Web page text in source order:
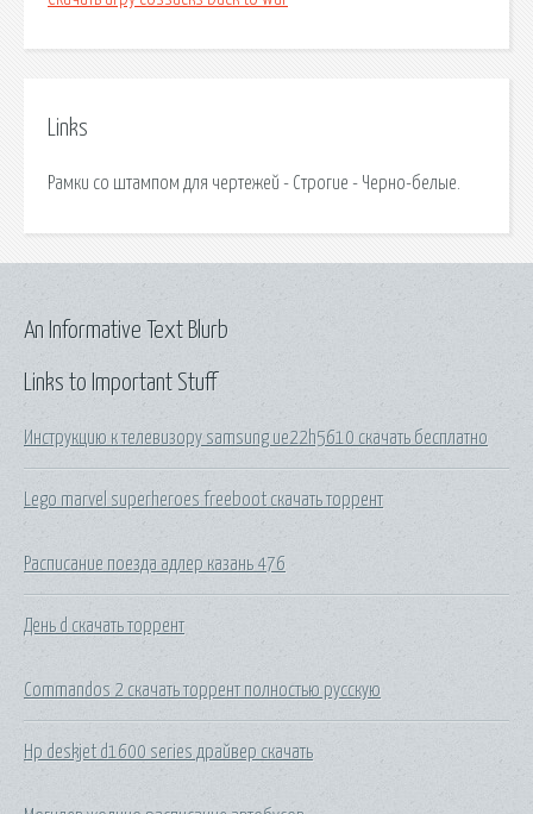
Links
Рамки со штампом для чертежей - Строгие - Черно-белые.
Links to Important Stuff
Инструкцию к телевизору samsung ue22h5610 скачать бесплатно
Lego marvel superheroes freeboot скачать торрент
Расписание поезда адлер казань 476
День d скачать торрент
Commandos 2 скачать торрент полностью русскую
Hp deskjet d1600 series драйвер скачать
An Informative Text Blurb